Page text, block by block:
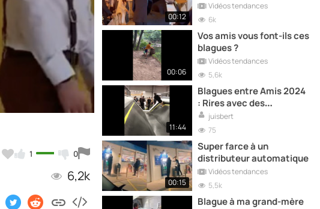
1 0
6,2k
00:12
Vidéos tendances
6k
00:06
Vos amis vous font-ils ces
blagues ?
Vidéos tendances
5,6k
11:44
Blagues entre Amis 2024
: Rires avec des
Compagnons
juisbert
75
00:15
Super farce à un
distributeur automatique
Vidéos tendances
5,5k
Blague à ma grand-mère